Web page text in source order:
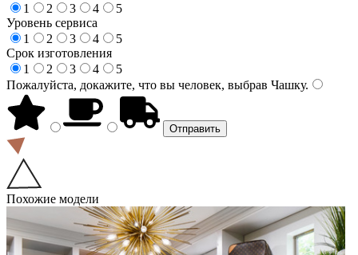
1
2 3 4
5
Уровень сервиса
1
2 3 4
5
Срок изготовления
1
2 3 4
5
Пожалуйста, докажите, что вы человек, выбрав Чашку.
Похожие модели